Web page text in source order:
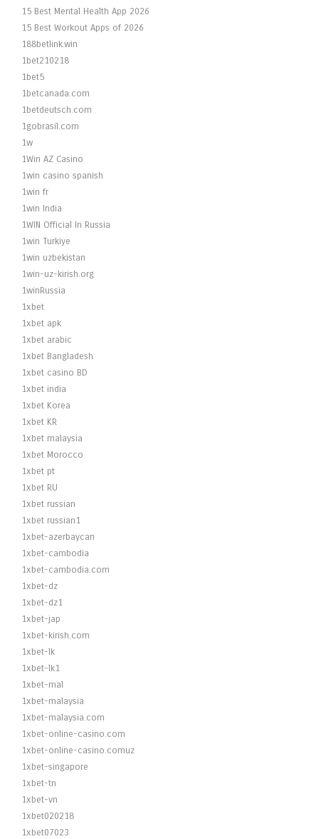
15 Best Mental Health App 2026
15 Best Workout Apps of 2026
188betlink.win
1bet210218
1bet5
1betcanada.com
1betdeutsch.com
1gobrasil.com
1w
1Win AZ Casino
1win casino spanish
1win fr
1win India
1WIN Official In Russia
1win Turkiye
1win uzbekistan
1win-uz-kirish.org
1winRussia
1xbet
1xbet apk
1xbet arabic
1xbet Bangladesh
1xbet casino BD
1xbet india
1xbet Korea
1xbet KR
1xbet malaysia
1xbet Morocco
1xbet pt
1xbet RU
1xbet russian
1xbet russian1
1xbet-azerbaycan
1xbet-cambodia
1xbet-cambodia.com
1xbet-dz
1xbet-dz1
1xbet-jap
1xbet-kirish.com
1xbet-lk
1xbet-lk1
1xbet-mal
1xbet-malaysia
1xbet-malaysia.com
1xbet-online-casino.com
1xbet-online-casino.comuz
1xbet-singapore
1xbet-tn
1xbet-vn
1xbet020218
1xbet07023